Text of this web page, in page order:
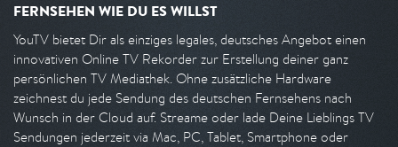
FERNSEHEN WIE DU ES WILLST
YouTV bietet Dir als einziges legales, deutsches Angebot einen
innovativen Online TV Rekorder zur Erstellung deiner ganz
persönlichen TV Mediathek. Ohne zusätzliche Hardware
zeichnest du jede Sendung des deutschen Fernsehens nach
Wunsch in der Cloud auf. Streame oder lade Deine Lieblings TV
Sendungen jederzeit via Mac, PC, Tablet, Smartphone oder